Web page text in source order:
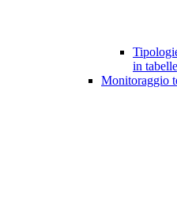
in
Monitoraggio